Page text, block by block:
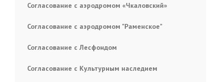
Согласование с аэродромом «Чкаловский»
Согласование с аэродромом "Раменское"
Согласование с Лесфондом
Согласование с Культурным наследием